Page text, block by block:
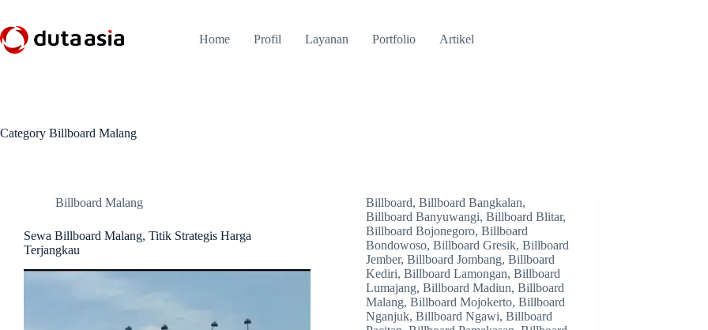
content
Home Profil Layanan Portfolio Artikel
Category Billboard Malang
Billboard Malang
Sewa Billboard Malang, Titik Strategis Harga
Terjangkau
Billboard,Billboard Bangkalan,
Billboard Banyuwangi,Billboard Blitar,
Billboard Bojonegoro,Billboard
Bondowoso,Billboard Gresik,Billboard
Jember,Billboard Jombang,Billboard
Kediri,Billboard Lamongan,Billboard
Lumajang,Billboard Madiun,Billboard
Malang,Billboard Mojokerto,Billboard
Nganjuk,Billboard Ngawi,Billboard